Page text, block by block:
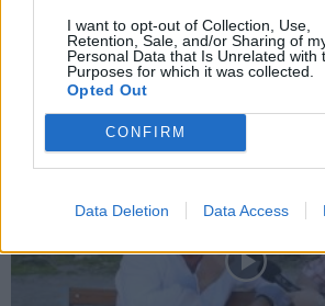
I want to opt-out of Collection, Use,
Retention, Sale, and/or Sharing of
Personal Data that Is Unrelated with
Purposes for which it was collected.
Opted Out
CONFIRM
Data Deletion Data Access
- 22. 8. 2022
Názory v rubrice „Váš názor“ se nemusí
„Přijme se mravný hoch na pomlouvání
roce 1911 text jednoho z plakátů...